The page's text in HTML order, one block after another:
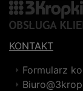
KONTAKT
Formularz